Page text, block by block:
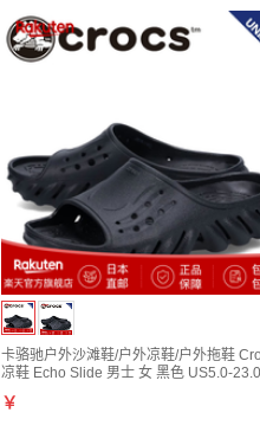
卡骆驰户外沙滩鞋/户外凉鞋/户外拖鞋
凉鞋 Echo Slide 男士 女 黑色 US5.0-23.0
￥